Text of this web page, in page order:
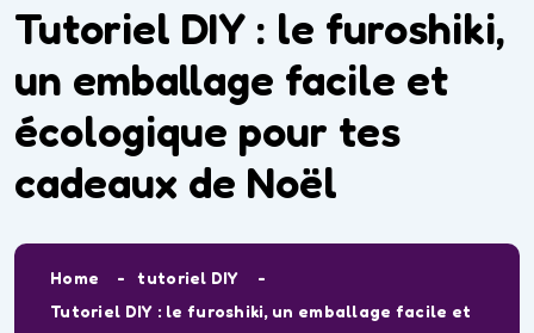
Tutoriel DIY : le furoshiki,
un emballage facile et
écologique pour tes
cadeaux de Noël
Home
tutoriel DIY
Tutoriel DIY : le furoshiki, un emballage facile et